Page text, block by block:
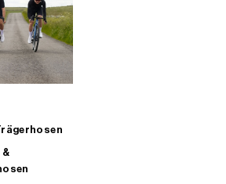
FÜR MÄNNER KAUFEN